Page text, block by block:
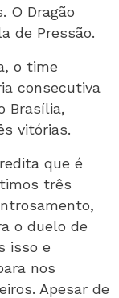
O Dragão
de Pressão.
o time
consecutiva
Brasília,
vitórias.
que é
três
o duelo de
isso e
nos
Apesar de